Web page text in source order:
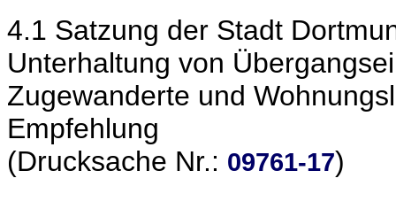
4.1 Satzung der Stadt
Unterhaltung von
Zugewanderte und
Empfehlung
(Drucksache Nr.: 09761-17)